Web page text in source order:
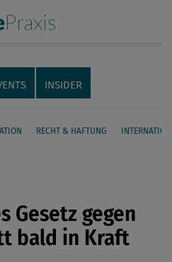
INSIDER
RECHT & HAFTUNG
teilenteilen
Gesetz gegen
bald in Kraft